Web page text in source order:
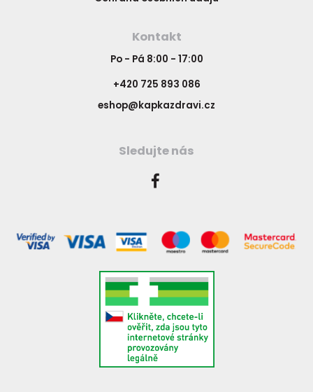
Kontakt
Po - Pá 8:00 - 17:00
+420 725 893 086
eshop@kapkazdravi.cz
Sledujte nás